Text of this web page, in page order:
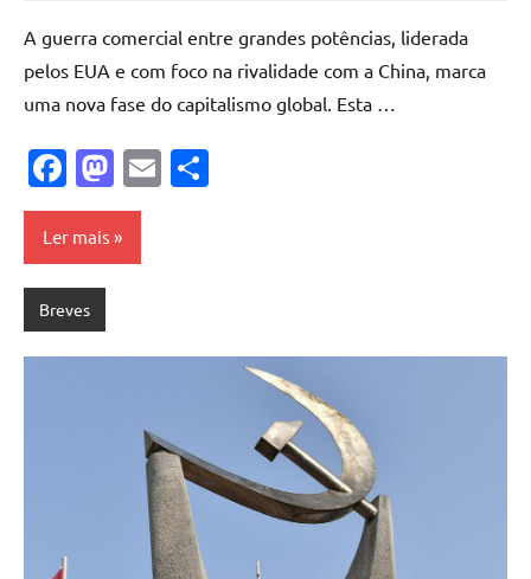
A guerra comercial entre grandes potências, liderada
pelos EUA e com foco na rivalidade com a China, marca
uma nova fase do capitalismo global. Esta …
Facebook
Mastodon
Email
Ler mais
Breves